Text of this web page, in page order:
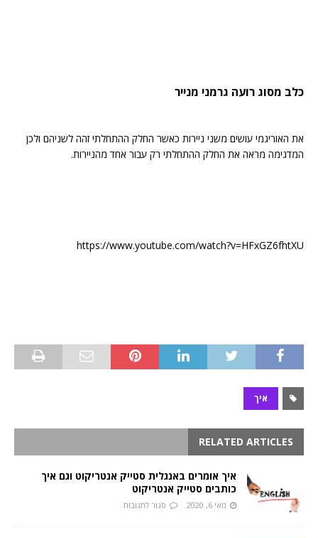
כלב מסוג רועה גרמני מנייר
את האוריגמי עושים משני ניירות כאשר החלק ההתחלתי זהה לשניהם ולכן
המדגימה מראה את החלק ההתחלתי רק עבור אחד מהניירות.
https://www.youtube.com/watch?v=HFxGZ6fhtXU
איך
RELATED ARTICLES
איך אומרים באנגלית סטייק אנטריקוט וגם איך
כותבים סטייק אנטריקוט
מאי 6, 2020 סגור לתגובות